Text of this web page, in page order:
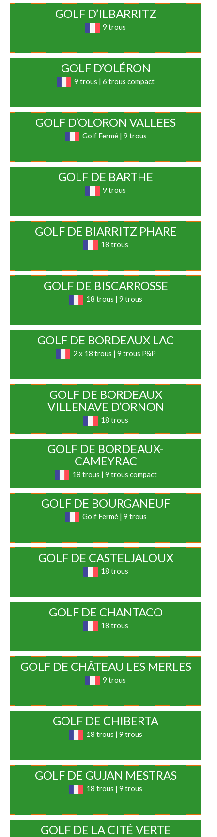
GOLF D’ILBARRITZ
9 trous
GOLF D’OLÉRON
9 trous | 6 trous compact
GOLF D’OLORON VALLEES
Golf Fermé | 9 trous
GOLF DE BARTHE
9 trous
GOLF DE BIARRITZ PHARE
18 trous
GOLF DE BISCARROSSE
18 trous | 9 trous
GOLF DE BORDEAUX LAC
2 x 18 trous | 9 trous P&P
GOLF DE BORDEAUX
VILLENAVE D’ORNON
18 trous
GOLF DE BORDEAUX-
CAMEYRAC
18 trous | 9 trous compact
GOLF DE BOURGANEUF
Golf Fermé | 9 trous
GOLF DE CASTELJALOUX
18 trous
GOLF DE CHANTACO
18 trous
GOLF DE CHÂTEAU LES MERLES
9 trous
GOLF DE CHIBERTA
18 trous | 9 trous
GOLF DE GUJAN MESTRAS
18 trous | 9 trous
GOLF DE LA CITÉ VERTE